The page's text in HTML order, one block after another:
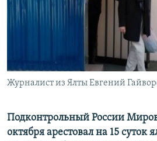
КРЫМ.НЕПОКОРЕННЫЙ
УКРАИНСКАЯ ПРОБЛЕМА КРЫМА
Все сайты RFE/RL
Журналист из Ялты Евгений
Подконтрольный России
октября арестовал на 15 суток